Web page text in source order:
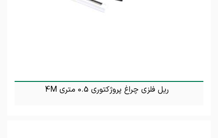
ریل فلزی چراغ پروژکتوری 0.5 متری 4M